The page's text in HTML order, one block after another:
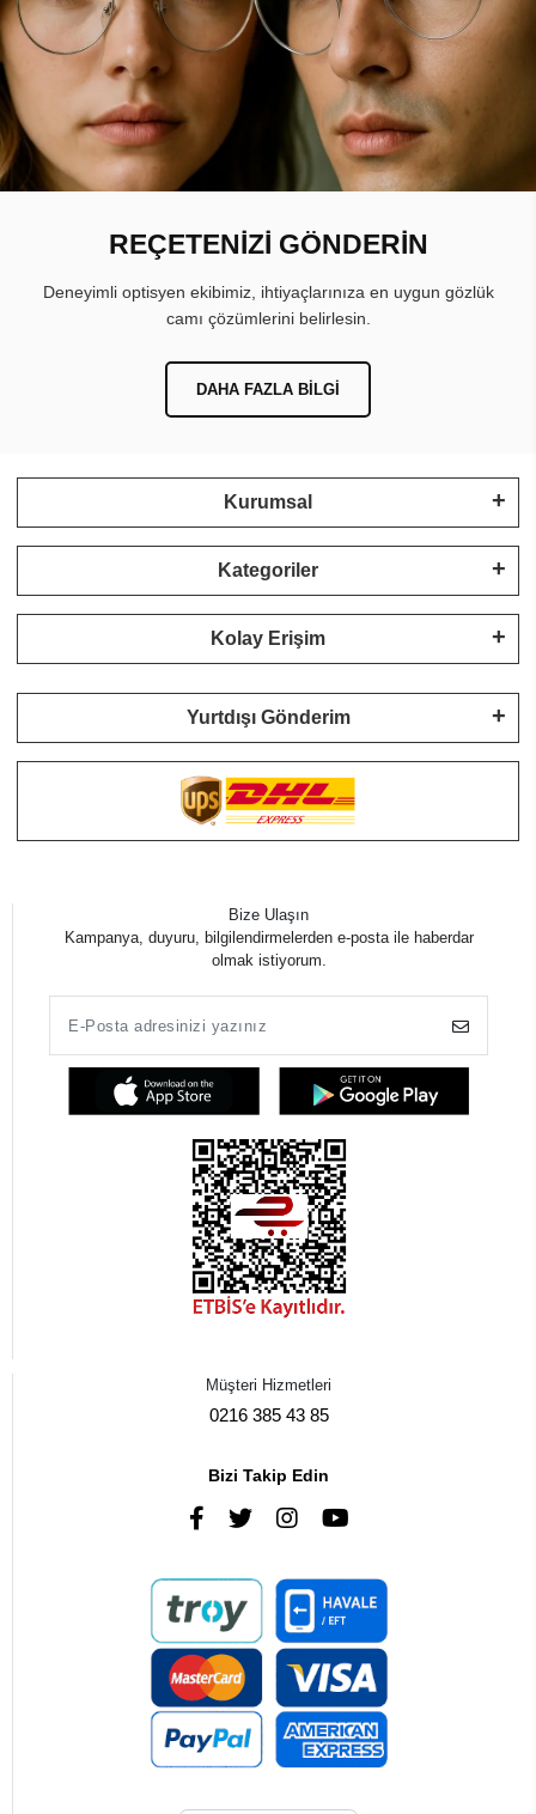
REÇETENİZİ GÖNDERİN
Deneyimli optisyen ekibimiz, ihtiyaçlarınıza en uygun gözlük
camı çözümlerini belirlesin.
DAHA FAZLA BILGI
Kurumsal
Kategoriler
Kolay Erişim
Yurtdışı Gönderim
Bize Ulaşın
Kampanya, duyuru, bilgilendirmelerden e-posta ile haberdar
olmak istiyorum.
Müşteri Hizmetleri
0216 385 43 85
Bizi Takip Edin